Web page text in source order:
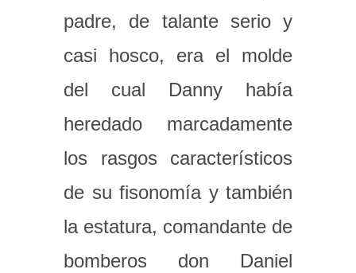
padre, de talante serio y
casi hosco, era el molde
del cual Danny había
heredado marcadamente
los rasgos característicos
de su fisonomía y también
la estatura, comandante de
bomberos don Daniel